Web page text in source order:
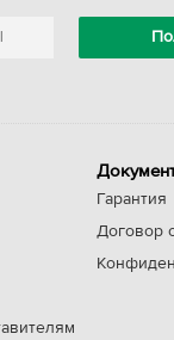
Гарантия
Договор